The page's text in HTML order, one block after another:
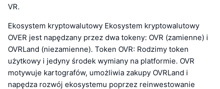
VR.
Ekosystem kryptowalutowy Ekosystem kryptowalutowy
OVER jest napędzany przez dwa tokeny: OVR (zamienne) i
OVRLand (niezamienne). Token OVR: Rodzimy token
użytkowy i jedyny środek wymiany na platformie. OVR
motywuje kartografów, umożliwia zakupy OVRLand i
napędza rozwój ekosystemu poprzez reinwestowanie